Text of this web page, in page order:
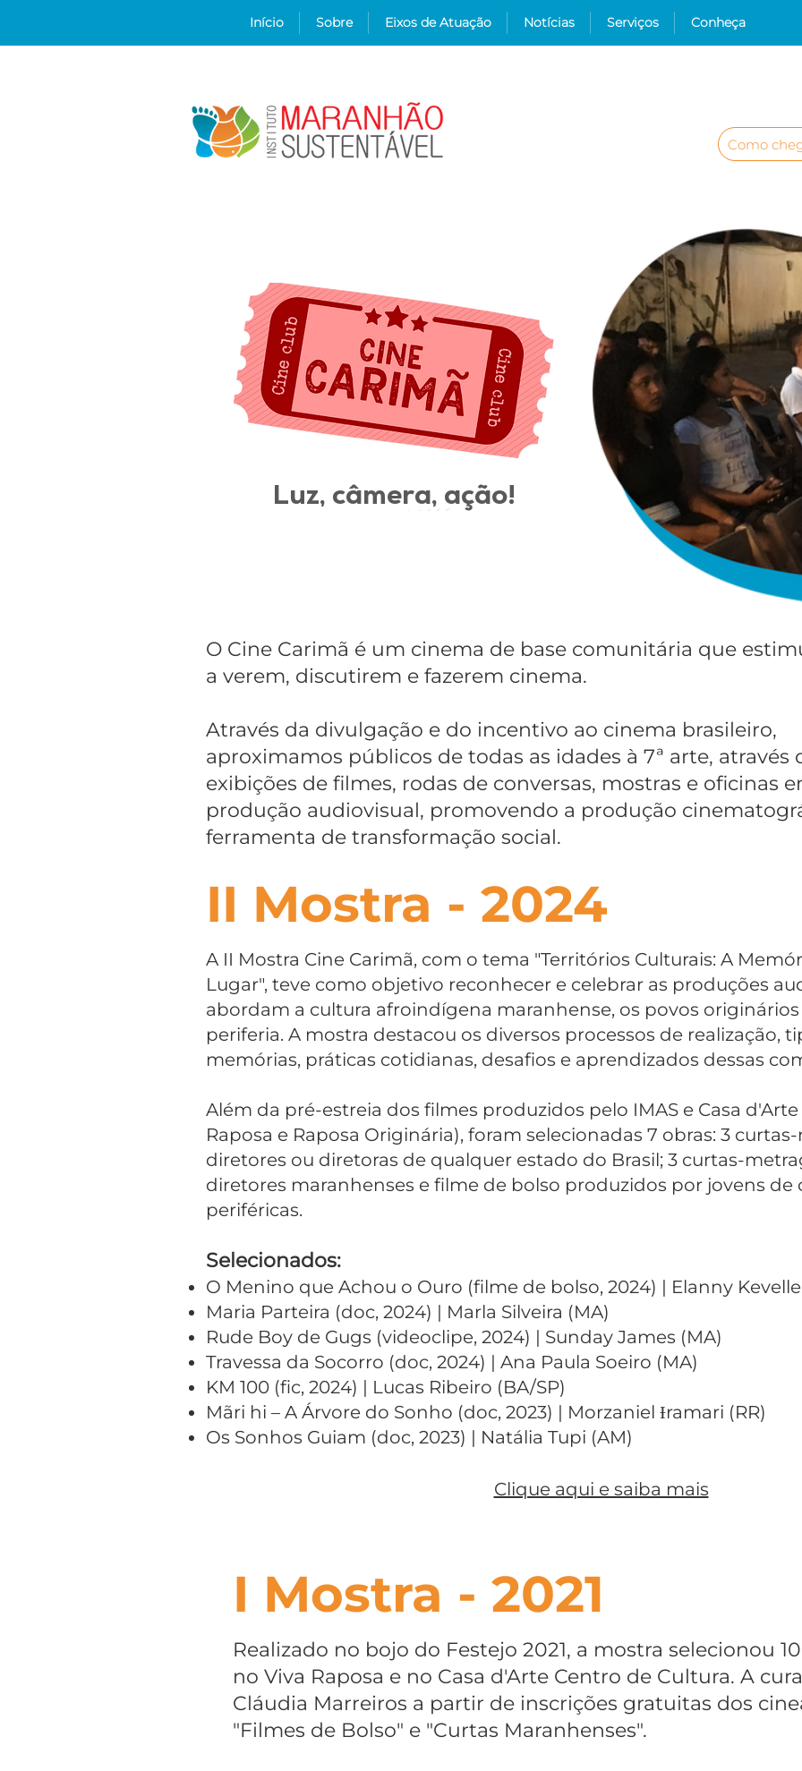
Início Sobre Eixos de Atuação Notícias Serviços Conheça
Como
Luz, câmera, ação!
O Cine Carimã é um cinema de base comunitária que
a verem, discutirem e fazerem cinema.​
Através da divulgação e do incentivo ao cinema brasileiro,
aproximamos públicos de todas as idades à 7ª arte, através
exibições de filmes, rodas de conversas, mostras e oficinas
produção audiovisual, promovendo a produção
ferramenta de transformação social.
II Mostra - 2024
A II Mostra Cine Carimã, com o tema "Territórios Culturais: A
Lugar", teve como objetivo reconhecer e celebrar as produções
abordam a cultura afroindígena maranhense, os povos
periferia. A mostra destacou os diversos processos de realização,
memórias, práticas cotidianas, desafios e aprendizados dessas
Além da pré-estreia dos filmes produzidos pelo IMAS e Casa d'Arte
Raposa e Raposa Originária), foram selecionadas 7 obras: 3
diretores ou diretoras de qualquer estado do Brasil; 3 curtas-
diretores maranhenses e filme de bolso produzidos por jovens de
periféricas.
Selecionados:
O Menino que Achou o Ouro (filme de bolso, 2024) | Elanny
Maria Parteira (doc, 2024) | Marla Silveira (MA)
Rude Boy de Gugs (videoclipe, 2024) | Sunday James (MA)
Travessa da Socorro (doc, 2024) | Ana Paula Soeiro (MA)
KM 100 (fic, 2024) | Lucas Ribeiro (BA/SP)
Mãri hi – A Árvore do Sonho (doc, 2023) | Morzaniel Ɨramari (RR)
Os Sonhos Guiam (doc, 2023) | Natália Tupi (AM)
Clique aqui e saiba mais
I Mostra - 2021
Realizado no bojo do Festejo 2021, a mostra selecionou
no Viva Raposa e no Casa d'Arte Centro de Cultura. A
Cláudia Marreiros a partir de inscrições gratuitas dos
"Filmes de Bolso" e "Curtas Maranhenses".